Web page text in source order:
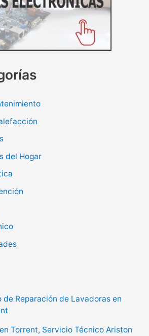
del Hogar
de Reparación de Lavadoras en
Torrent, Servicio Técnico Ariston